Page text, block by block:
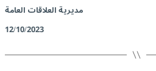
مديرية العلاقات العامة
12/10/2023